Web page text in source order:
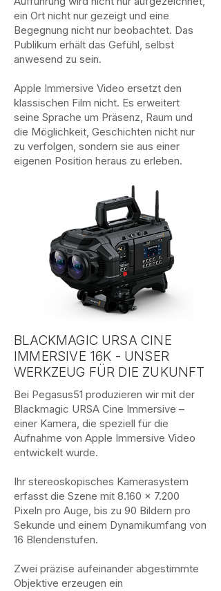
ein Ort nicht nur gezeigt und eine
Begegnung nicht nur beobachtet. Das
Publikum erhält das Gefühl, selbst
anwesend zu sein.
Apple Immersive Video ersetzt den
klassischen Film nicht. Es erweitert
seine Sprache um Präsenz, Raum und
die Möglichkeit, Geschichten nicht nur
zu verfolgen, sondern sie aus einer
eigenen Position heraus zu erleben.
BLACKMAGIC URSA CINE
IMMERSIVE 16K - UNSER
WERKZEUG FÜR DIE ZUKUNFT
Bei Pegasus51 produzieren wir mit der
Blackmagic URSA Cine Immersive –
einer Kamera, die speziell für die
Aufnahme von Apple Immersive Video
entwickelt wurde.
Ihr stereoskopisches Kamerasystem
erfasst die Szene mit 8.160 × 7.200
Pixeln pro Auge, bis zu 90 Bildern pro
Sekunde und einem Dynamikumfang von
16 Blendenstufen.
Zwei präzise aufeinander abgestimmte
Objektive erzeugen ein